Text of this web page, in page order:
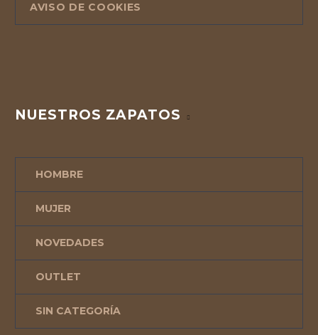
AVISO DE COOKIES
NUESTROS ZAPATOS
HOMBRE
MUJER
NOVEDADES
OUTLET
SIN CATEGORÍA